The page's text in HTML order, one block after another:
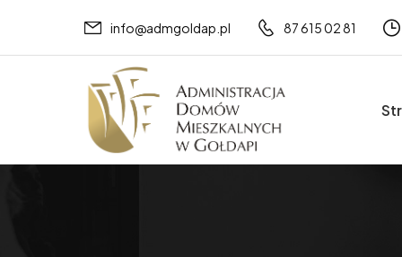
info@admgoldap.pl 87 615 02 81